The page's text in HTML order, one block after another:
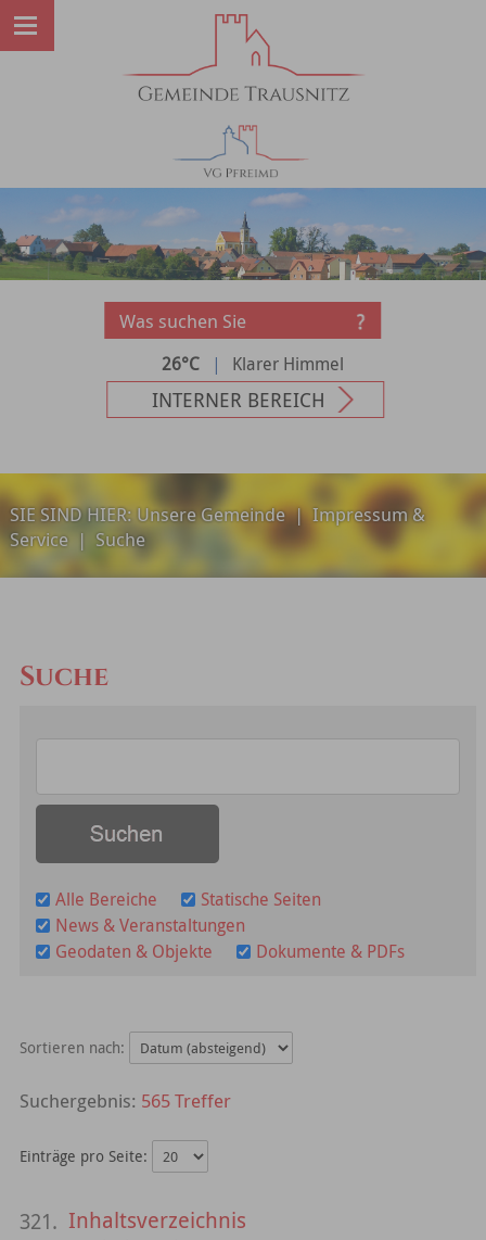
26°C | Klarer Himmel
INTERNER BEREICH
SIE SIND HIER:Unsere Gemeinde|Impressum &
Service | Suche
Suche
Alle Bereiche
Statische Seiten
News & Veranstaltungen
Geodaten & Objekte
Dokumente & PDFs
Sortieren nach:
565 Treffer
Einträge pro Seite:
321. Inhaltsverzeichnis